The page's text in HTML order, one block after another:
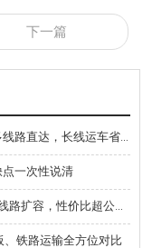
下一篇
中车物流12306 火车汽车托运详解｜全国多线路直达，长线运车省心方案
一次性说清
6年铁路汽车托运价格更新！多线调价、新线路扩容，性价比超公路大板车
铁路运输全方位对比